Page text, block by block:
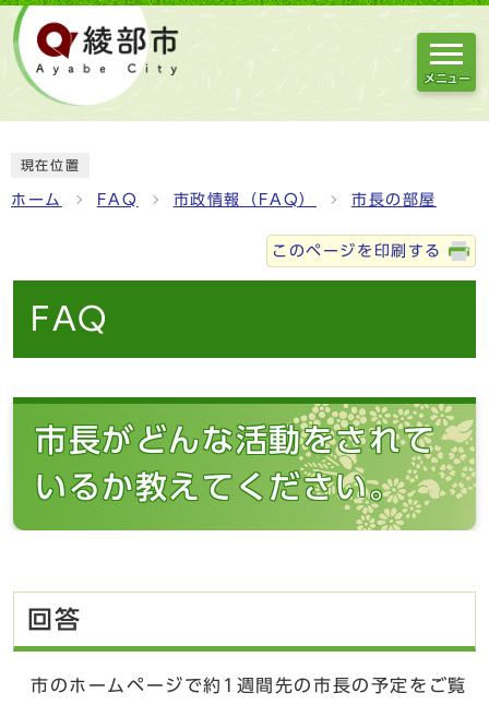
メニュー
現在位置
ホーム FAQ 市政情報（FAQ） 市長の部屋
このページを印刷する
FAQ
市長がどんな活動をされて
いるか教えてください。
回答
市のホームページで約1週間先の市長の予定をご覧